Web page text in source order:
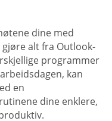
dine med
gjøre alt fra Outlook-
programmer
kan
en
dine enklere,